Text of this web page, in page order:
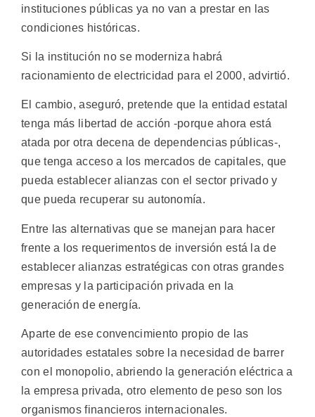
instituciones públicas ya no van a prestar en las
condiciones históricas.
Si la institución no se moderniza habrá
racionamiento de electricidad para el 2000, advirtió.
El cambio, aseguró, pretende que la entidad estatal
tenga más libertad de acción -porque ahora está
atada por otra decena de dependencias públicas-,
que tenga acceso a los mercados de capitales, que
pueda establecer alianzas con el sector privado y
que pueda recuperar su autonomía.
Entre las alternativas que se manejan para hacer
frente a los requerimentos de inversión está la de
establecer alianzas estratégicas con otras grandes
empresas y la participación privada en la
generación de energía.
Aparte de ese convencimiento propio de las
autoridades estatales sobre la necesidad de barrer
con el monopolio, abriendo la generación eléctrica a
la empresa privada, otro elemento de peso son los
organismos financieros internacionales.